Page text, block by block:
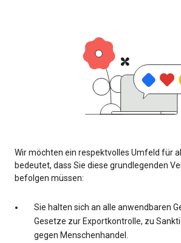
Wir möchten ein respektvolles Umfeld für
bedeutet, dass Sie diese grundlegenden
befolgen müssen:
Sie halten sich an alle anwendbaren
Gesetze zur Exportkontrolle, zu
gegen Menschenhandel.